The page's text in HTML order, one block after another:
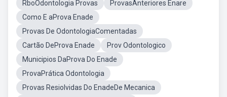
RboOdontologia Provas
ProvasAnteriores Enare
Como E aProva Enade
Provas De OdontologiaComentadas
Cartão DeProva Enade
Prov Odontologico
Municipios DaProva Do Enade
ProvaPrática Odontologia
Provas Resiolvidas Do EnadeDe Mecanica